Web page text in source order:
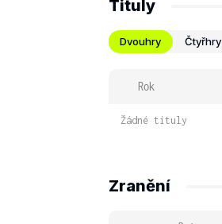
Tituly
Dvouhry Čtyřhry
Rok
Žádné tituly
Zranění